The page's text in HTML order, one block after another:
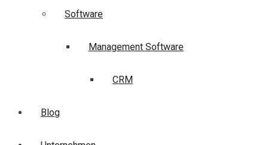
Software
Management Software
CRM
Blog